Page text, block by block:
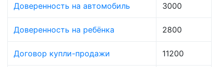
Доверенность на автомобиль 3000
Доверенность на ребёнка 2800
Договор купли-продажи 11200